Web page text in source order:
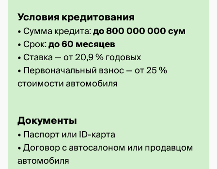
Условия кредитования
• Сумма кредита:до 800 000 000 сум
• Срок:до 60 месяцев
• Ставка — от 20,9 % годовых
• Первоначальный взнос — от 25 %
стоимости автомобиля
Документы
• Паспорт или ID-карта
• Договор с автосалоном или продавцом
автомобиля